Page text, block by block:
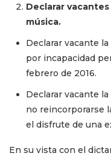
Declarar
música.
Declarar vacante
por incapacidad
febrero de 2016.
Declarar vacante
no reincorporarse
el disfrute de una
En su vista con el